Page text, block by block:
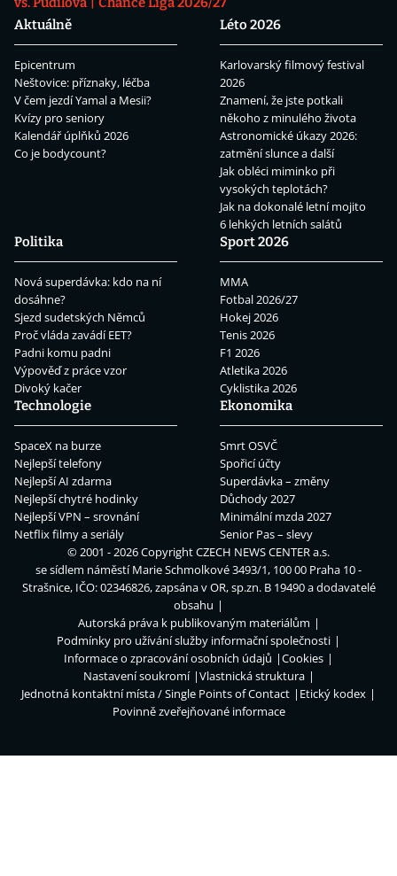
vs. Pudilová
Chance Liga 2026/27
Aktuálně
Epicentrum
Neštovice: příznaky, léčba
V čem jezdí Yamal a Mesii?
Kvízy pro seniory
Kalendář úplňků 2026
Co je bodycount?
Léto 2026
Karlovarský filmový festival
2026
Znamení, že jste potkali
někoho z minulého života
Astronomické úkazy 2026:
zatmění slunce a další
Jak obléci miminko při
vysokých teplotách?
Jak na dokonalé letní mojito
6 lehkých letních salátů
Politika
Nová superdávka: kdo na ní
dosáhne?
Sjezd sudetských Němců
Proč vláda zavádí EET?
Padni komu padni
Výpověď z práce vzor
Divoký kačer
Sport 2026
MMA
Fotbal 2026/27
Hokej 2026
Tenis 2026
F1 2026
Atletika 2026
Cyklistika 2026
Technologie
SpaceX na burze
Nejlepší telefony
Nejlepší AI zdarma
Nejlepší chytré hodinky
Nejlepší VPN – srovnání
Netflix filmy a seriály
Ekonomika
Smrt OSVČ
Spořicí účty
Superdávka – změny
Důchody 2027
Minimální mzda 2027
Senior Pas – slevy
© 2001 - 2026 Copyright CZECH NEWS CENTER a.s.
se sídlem náměstí Marie Schmolkové 3493/1, 100 00 Praha 10 -
Strašnice, IČO: 02346826, zapsána v OR, sp.zn. B 19490 a dodavatelé
obsahu
Autorská práva k publikovaným materiálům
Podmínky pro užívání služby informační společnosti
Informace o zpracování osobních údajů
Cookies
Nastavení soukromí
Vlastnická struktura
Jednotná kontaktní místa / Single Points of Contact
Etický kodex
Povinně zveřejňované informace